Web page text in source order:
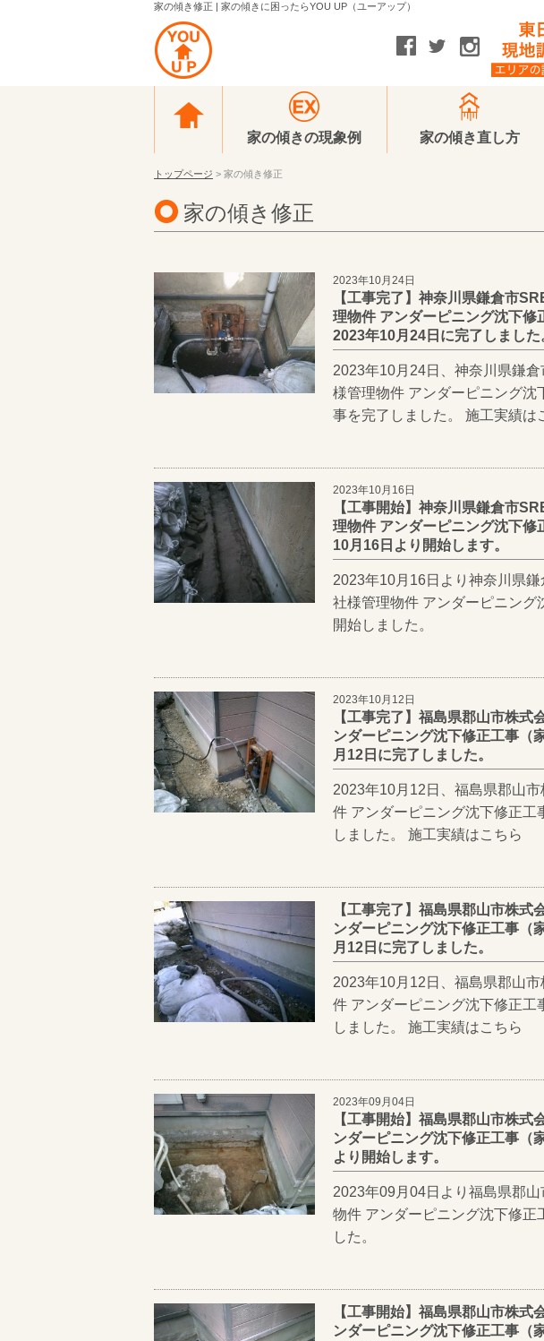
家の傾き修正 | 家の傾きに困ったらYOU UP（ユーアップ）
家の傾きの現象例 家の傾き直し方
トップページ > 家の傾き修正
家の傾き修正
2023年10月24日
【工事完了】神奈川県鎌倉市
理物件 アンダーピニング沈下修
2023年10月24日に完了しました
2023年10月24日、神奈川県鎌
様管理物件 アンダーピニング沈
事を完了しました。 施工実績は
2023年10月16日
【工事開始】神奈川県鎌倉市
理物件 アンダーピニング沈下
10月16日より開始します。
2023年10月16日より神奈川県
社様管理物件 アンダーピニング
開始しました。
2023年10月12日
【工事完了】福島県郡山市株
ンダーピニング沈下修正工事（
月12日に完了しました。
2023年10月12日、福島県郡山
件 アンダーピニング沈下修正工
しました。 施工実績はこちら
【工事完了】福島県郡山市株
ンダーピニング沈下修正工事（
月12日に完了しました。
2023年10月12日、福島県郡山
件 アンダーピニング沈下修正工
しました。 施工実績はこちら
2023年09月04日
【工事開始】福島県郡山市株
ンダーピニング沈下修正工事（
より開始します。
2023年09月04日より福島県郡
物件 アンダーピニング沈下修正
した。
【工事開始】福島県郡山市株
ンダーピニング沈下修正工事（